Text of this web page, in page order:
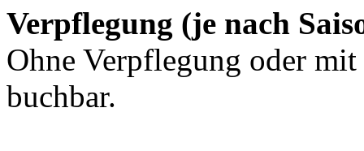
Verpflegung (je nach
Ohne Verpflegung oder
buchbar.